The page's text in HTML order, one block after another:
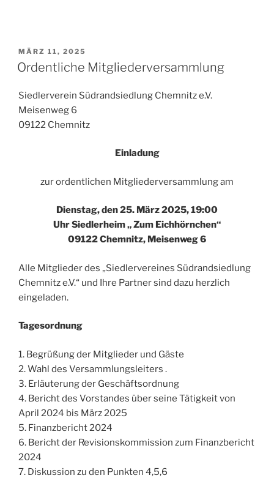
VERÖFFENTLICHT
AM
MÄRZ 11, 2025
Ordentliche Mitgliederversammlung
Siedlerverein Südrandsiedlung Chemnitz e.V.
Meisenweg 6
09122 Chemnitz
Einladung
zur ordentlichen Mitgliederversammlung am
Dienstag, den 25. März 2025, 19:00
Uhr Siedlerheim „ Zum Eichhörnchen“
09122 Chemnitz, Meisenweg 6
Alle Mitglieder des „Siedlervereines Südrandsiedlung
Chemnitz e.V.“ und Ihre Partner sind dazu herzlich
eingeladen.
Tagesordnung
1. Begrüßung der Mitglieder und Gäste
2. Wahl des Versammlungsleiters .
3. Erläuterung der Geschäftsordnung
4. Bericht des Vorstandes über seine Tätigkeit von
April 2024 bis März 2025
5. Finanzbericht 2024
6. Bericht der Revisionskommission zum Finanzbericht
2024
7. Diskussion zu den Punkten 4,5,6